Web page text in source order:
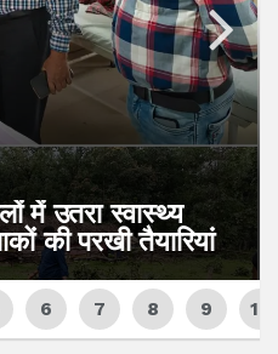
में उतरा स्वास्थ्य
की परखी तैयारियां